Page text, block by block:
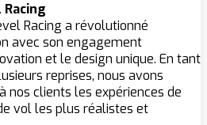
Racing a révolutionné
avec son engagement
et le design unique. En tant
reprises, nous avons
nos clients les expériences de
vol les plus réalistes et